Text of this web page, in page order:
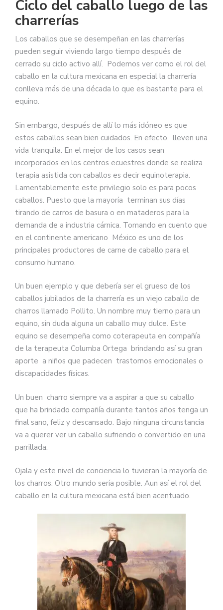
Ciclo del caballo luego de las
charrerías
Los caballos que se desempeñan en las charrerías
pueden seguir viviendo largo tiempo después de
cerrado su ciclo activo allí. Podemos ver como el rol del
caballo en la cultura mexicana en especial la charrería
conlleva más de una década lo que es bastante para el
equino.
Sin embargo, después de allí lo más idóneo es que
estos caballos sean bien cuidados. En efecto, lleven una
vida tranquila. En el mejor de los casos sean
incorporados en los centros ecuestres donde se realiza
terapia asistida con caballos es decir equinoterapia.
Lamentablemente este privilegio solo es para pocos
caballos. Puesto que la mayoría terminan sus días
tirando de carros de basura o en mataderos para la
demanda de a industria cárnica. Tomando en cuento que
en el continente americano México es uno de los
principales productores de carne de caballo para el
consumo humano.
Un buen ejemplo y que debería ser el grueso de los
caballos jubilados de la charrería es un viejo caballo de
charros llamado Pollito. Un nombre muy tierno para un
equino, sin duda alguna un caballo muy dulce. Este
equino se desempeña como coterapeuta en compañía
de la terapeuta Columba Ortega brindando así su gran
aporte a niños que padecen trastornos emocionales o
discapacidades físicas.
Un buen charro siempre va a aspirar a que su caballo
que ha brindado compañía durante tantos años tenga un
final sano, feliz y descansado. Bajo ninguna circunstancia
va a querer ver un caballo sufriendo o convertido en una
parrillada.
Ojala y este nivel de conciencia lo tuvieran la mayoría de
los charros. Otro mundo sería posible. Aun así el rol del
caballo en la cultura mexicana está bien acentuado.